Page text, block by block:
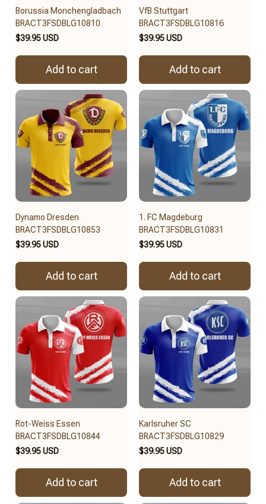
Borussia Monchengladbach
BRACT3FSDBLG10810
$39.95 USD
Add to cart
VfB Stuttgart
BRACT3FSDBLG10816
$39.95 USD
Add to cart
Dynamo Dresden
BRACT3FSDBLG10853
$39.95 USD
Add to cart
1. FC Magdeburg
BRACT3FSDBLG10831
$39.95 USD
Add to cart
Rot-Weiss Essen
BRACT3FSDBLG10844
$39.95 USD
Add to cart
Karlsruher SC
BRACT3FSDBLG10829
$39.95 USD
Add to cart